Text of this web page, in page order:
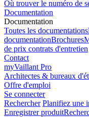
Où trouver le numéro de
Documentation
Documentation
Toutes les documentations
documentationBrochures
de prix contrats d'entretien
Contact
myVaillant Pro
Architectes & bureaux
Offre d'emploi
Se connecter
Rechercher Planifiez une
Enregistrer produit